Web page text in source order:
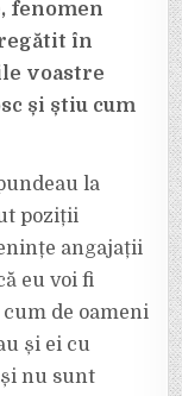
fenomen
în
voastre
și știu cum
la
poziții
angajații
eu voi fi
de oameni
și ei cu
și nu sunt